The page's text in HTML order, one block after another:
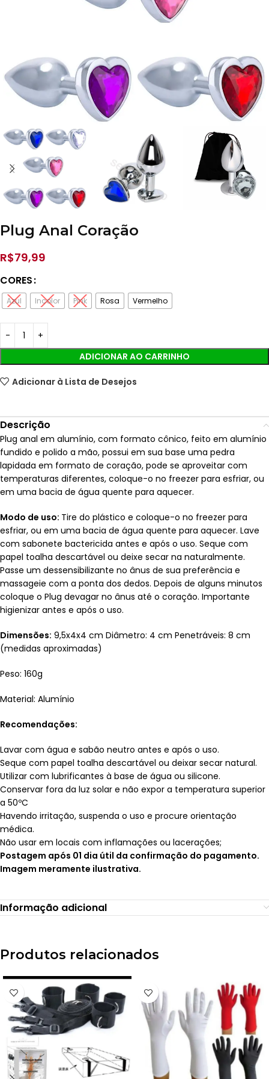
Plug Anal Coração
R$79,99
CORES
Azul Incolor Pink Rosa Vermelho
ADICIONAR AO CARRINHO
Adicionar à Lista de Desejos
Descrição
Plug anal em alumínio, com formato cônico, feito em alumínio
fundido e polido a mão, possui em sua base uma pedra
lapidada em formato de coração, pode se aproveitar com
temperaturas diferentes, coloque-o no freezer para esfriar, ou
em uma bacia de água quente para aquecer.
Modo de uso: Tire do plástico e coloque-o no freezer para
esfriar, ou em uma bacia de água quente para aquecer. Lave
com sabonete bactericida antes e após o uso. Seque com
papel toalha descartável ou deixe secar na naturalmente.
Passe um dessensibilizante no ânus de sua preferência e
massageie com a ponta dos dedos. Depois de alguns minutos
coloque o Plug devagar no ânus até o coração. Importante
higienizar antes e após o uso.
Dimensões: 9,5x4x4 cm Diâmetro: 4 cm Penetráveis: 8 cm
(medidas aproximadas)
Peso: 160g
Material: Alumínio
Recomendações:
Lavar com água e sabão neutro antes e após o uso.
Seque com papel toalha descartável ou deixar secar natural.
Utilizar com lubrificantes à base de água ou silicone.
Conservar fora da luz solar e não expor a temperatura superior
a 50ºC
Havendo irritação, suspenda o uso e procure orientação
médica.
Não usar em locais com inflamações ou lacerações;
Postagem após 01 dia útil da confirmação do pagamento.
Imagem meramente ilustrativa.
Informação adicional
Produtos relacionados